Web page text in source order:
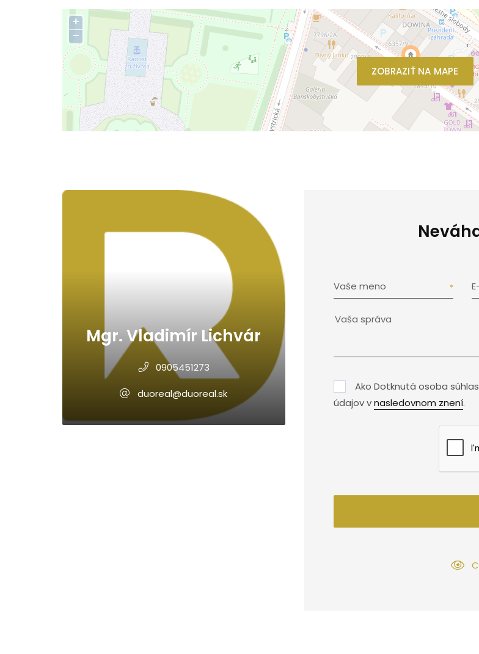
ZOBRAZIŤ NA MAPE
+
−
Mgr. Vladimír Lichvár
0905451273
duoreal@duoreal.sk
Vaše meno
Ako Dotknutá osoba
údajov vnasledovnom znení.